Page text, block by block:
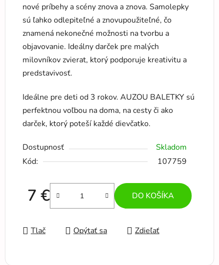
nové príbehy a scény znova a znova. Samolepky
sú ľahko odlepiteľné a znovupoužiteľné, čo
znamená nekonečné možnosti na tvorbu a
objavovanie. Ideálny darček pre malých
milovníkov zvierat, ktorý podporuje kreativitu a
predstavivosť.
Ideálne pre deti od 3 rokov. AUZOU BALETKY sú
perfektnou voľbou na doma, na cesty či ako
darček, ktorý poteší každé dievčatko.
Dostupnosť
Skladom
Kód:
107759
7 €
Jednotková cena:
DO KOŠÍKA
Tlač Opýtať sa Zdieľať